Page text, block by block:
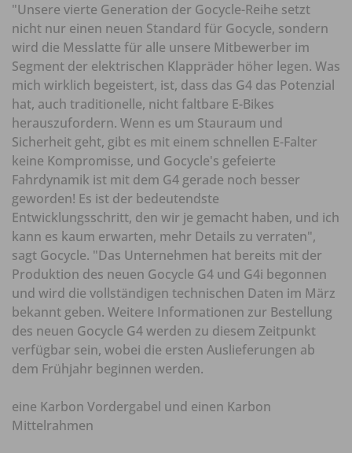
"Unsere vierte Generation der Gocycle-Reihe setzt
nicht nur einen neuen Standard für Gocycle, sondern
wird die Messlatte für alle unsere Mitbewerber im
Segment der elektrischen Klappräder höher legen. Was
mich wirklich begeistert, ist, dass das G4 das Potenzial
hat, auch traditionelle, nicht faltbare E-Bikes
herauszufordern. Wenn es um Stauraum und
Sicherheit geht, gibt es mit einem schnellen E-Falter
keine Kompromisse, und Gocycle's gefeierte
Fahrdynamik ist mit dem G4 gerade noch besser
geworden! Es ist der bedeutendste
Entwicklungsschritt, den wir je gemacht haben, und ich
kann es kaum erwarten, mehr Details zu verraten",
sagt Gocycle. "Das Unternehmen hat bereits mit der
Produktion des neuen Gocycle G4 und G4i begonnen
und wird die vollständigen technischen Daten im März
bekannt geben. Weitere Informationen zur Bestellung
des neuen Gocycle G4 werden zu diesem Zeitpunkt
verfügbar sein, wobei die ersten Auslieferungen ab
dem Frühjahr beginnen werden.
eine Karbon Vordergabel und einen Karbon
Mittelrahmen